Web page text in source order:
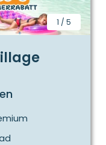
1 / 5